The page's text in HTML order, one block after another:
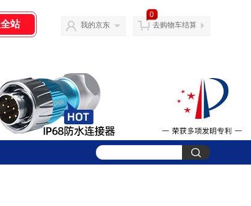
我的京东
0
去购物车结算